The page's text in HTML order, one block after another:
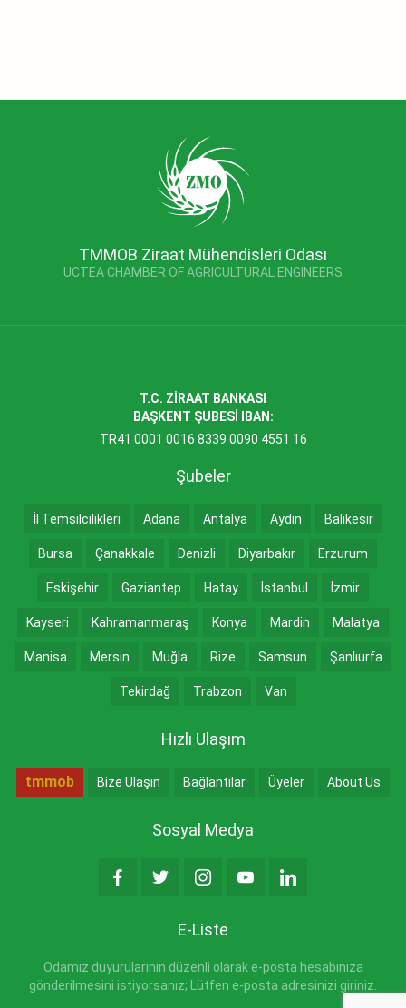
TMMOB Ziraat Mühendisleri Odası
UCTEA CHAMBER OF AGRICULTURAL ENGINEERS
T.C. ZİRAAT BANKASI
BAŞKENT ŞUBESİ IBAN:
TR41 0001 0016 8339 0090 4551 16
Şubeler
İl Temsilcilikleri Adana Antalya Aydın Balıkesir
Bursa Çanakkale Denizli Diyarbakır Erzurum
Eskişehir Gaziantep Hatay İstanbul İzmir
Kayseri Kahramanmaraş Konya Mardin Malatya
Manisa Mersin Muğla Rize Samsun Şanlıurfa
Tekirdağ Trabzon Van
Hızlı Ulaşım
tmmob Bize Ulaşın Bağlantılar Üyeler About Us
Sosyal Medya
E-Liste
Odamız duyurularının düzenli olarak e-posta hesabınıza
gönderilmesini istiyorsanız; Lütfen e-posta adresinizi giriniz.